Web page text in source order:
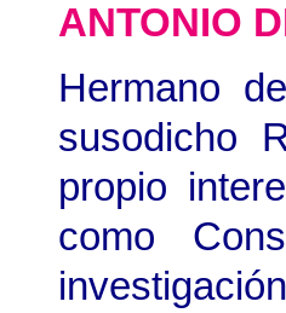
ANTONIO
Hermano
susodicho
propio
como